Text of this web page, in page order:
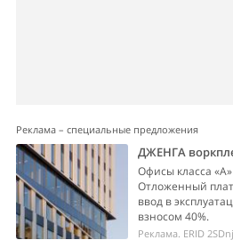
Реклама – специальные предложения
ДЖЕНГА
Офисы класса
Отложенный
ввод в
взносом 40%.
Реклама. ERID